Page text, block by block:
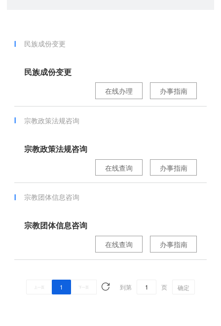
民族成份变更
民族成份变更
办事指南
在线办理
宗教政策法规咨询
宗教政策法规咨询
办事指南
在线查询
宗教团体信息咨询
宗教团体信息咨询
办事指南
在线查询
上一页 1 下一页 到第 页 确定